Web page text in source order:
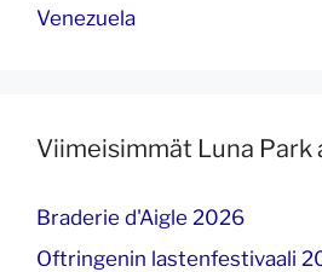
Venezuela
Viimeisimmät Luna
Braderie d'Aigle 2026
Oftringenin lastenfestivaali